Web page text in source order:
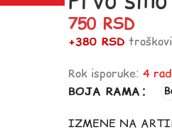
750 RSD
+380 RSD
Rok isporuke: 4
BOJA RAMA
IZMENE NA